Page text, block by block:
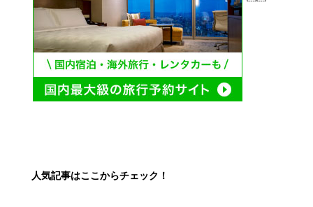
人気記事はここからチェック！